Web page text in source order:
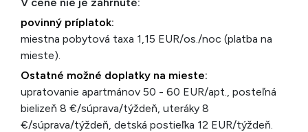
povinný príplatok:
miestna pobytová taxa 1,15 EUR/os./noc (platba na
mieste).
Ostatné možné doplatky na mieste:
upratovanie apartmánov 50 - 60 EUR/apt., posteľná
bielizeň 8 €/súprava/týždeň, uteráky 8
€/súprava/týždeň, detská postieľka 12 EUR/týždeň.